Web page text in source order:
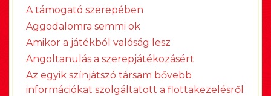
A támogató szerepében
Aggodalomra semmi ok
Amikor a játékból valóság lesz
Angoltanulás a szerepjátékozásért
Az egyik színjátszó társam bővebb
információkat szolgáltatott a flottakezelésről